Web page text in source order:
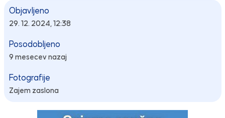
Objavljeno
29. 12. 2024, 12:38
Posodobljeno
9 mesecev nazaj
Fotografije
Zajem zaslona